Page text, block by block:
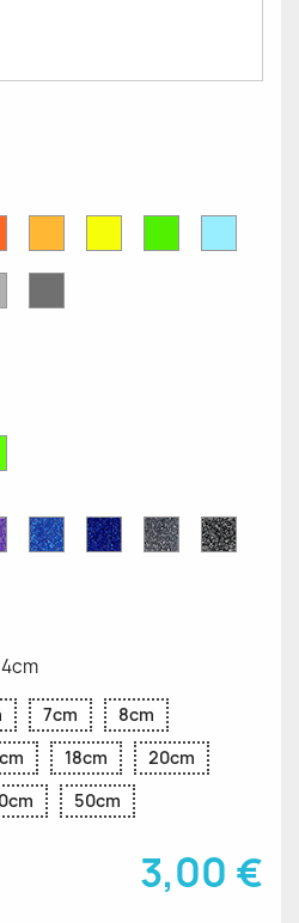
OpacoOpacoOpacoOpacoOpaco
ChiaroScuro
Fluo
Viola
Glitter
Blu
Zaffiro
Blu
Cobalto
Grigio
Glitter
Nero
Glitter
7cm
8cm
18cm
20cm
50cm
3,00 €